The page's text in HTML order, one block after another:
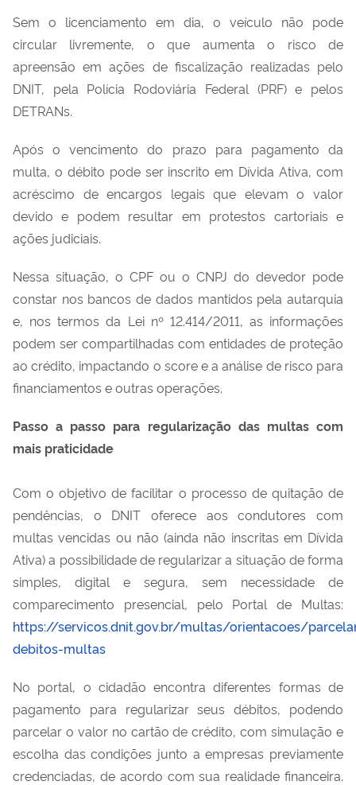
Sem o licenciamento em dia, o veículo não pode
circular livremente, o que aumenta o risco de
apreensão em ações de fiscalização realizadas pelo
DNIT, pela Polícia Rodoviária Federal (PRF) e pelos
DETRANs.
Após o vencimento do prazo para pagamento da
multa, o débito pode ser inscrito em Dívida Ativa, com
acréscimo de encargos legais que elevam o valor
devido e podem resultar em protestos cartoriais e
ações judiciais.
Nessa situação, o CPF ou o CNPJ do devedor pode
constar nos bancos de dados mantidos pela autarquia
e, nos termos da Lei nº 12.414/2011, as informações
podem ser compartilhadas com entidades de proteção
ao crédito, impactando o score e a análise de risco para
financiamentos e outras operações.
Passo a passo para regularização das multas com
mais praticidade
Com o objetivo de facilitar o processo de quitação de
pendências, o DNIT oferece aos condutores com
multas vencidas ou não (ainda não inscritas em Dívida
Ativa) a possibilidade de regularizar a situação de forma
simples, digital e segura, sem necessidade de
comparecimento presencial, pelo Portal de Multas:
https://servicos.dnit.gov.br/multas/orientacoes/
debitos-multas
No portal, o cidadão encontra diferentes formas de
pagamento para regularizar seus débitos, podendo
parcelar o valor no cartão de crédito, com simulação e
escolha das condições junto a empresas previamente
credenciadas, de acordo com sua realidade financeira.